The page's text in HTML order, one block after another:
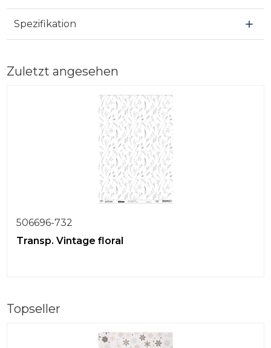
Spezifikation
Zuletzt angesehen
506696-732
Transp. Vintage floral
Topseller